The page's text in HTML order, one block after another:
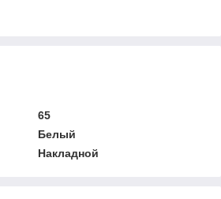
65
Белый
Накладной